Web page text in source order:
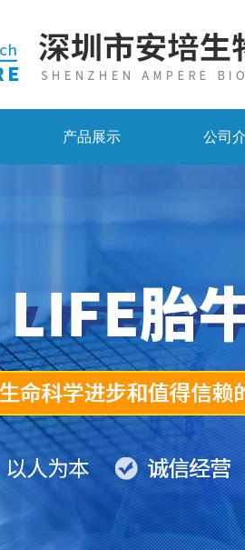
产品展示 公司